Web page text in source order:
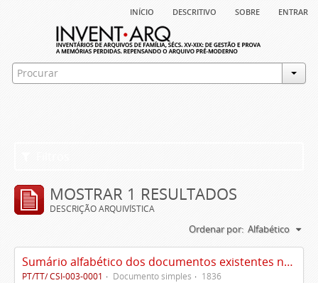
início descritivo sobre entrar
MOSTRAR 1 RESULTADOS
DESCRIÇÃO ARQUIVÍSTICA
Ordenar por: Alfabético
Sumário alfabético dos documentos existentes no Cartório da Ilustríssima e Excelentíssima Casa dos senhores condes de Palma, Óbidos e Sabugal
PT/TT/ CSI-003-0001 Documento simples 1836